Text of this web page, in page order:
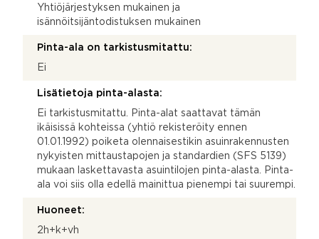
Yhtiöjärjestyksen mukainen ja
isännöitsijäntodistuksen mukainen
Pinta-ala on tarkistusmitattu:
Ei
Lisätietoja pinta-alasta:
Ei tarkistusmitattu. Pinta-alat saattavat tämän
ikäisissä kohteissa (yhtiö rekisteröity ennen
01.01.1992) poiketa olennaisestikin asuinrakennusten
nykyisten mittaustapojen ja standardien (SFS 5139)
mukaan laskettavasta asuintilojen pinta-alasta. Pinta-
ala voi siis olla edellä mainittua pienempi tai suurempi.
Huoneet:
2h+k+vh